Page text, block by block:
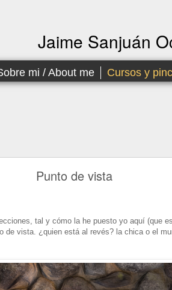
mi / About me Cursos y
Jaime Sanjuán
Punto de vista
tal y cómo la he puesto yo aquí (que
de vista. ¿quien está al revés? la chica o el